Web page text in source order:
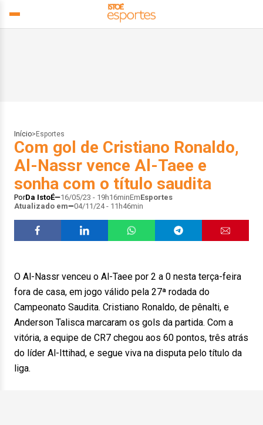
Início> Esportes
Com gol de Cristiano Ronaldo,
Al-Nassr vence Al-Taee e
sonha com o título saudita
PorDa IstoÉ 16/05/23 - 19h16minEmEsportes
Atualizado em
04/11/24 - 11h46min
O Al-Nassr venceu o Al-Taee por 2 a 0 nesta terça-feira
fora de casa, em jogo válido pela 27ª rodada do
Campeonato Saudita. Cristiano Ronaldo, de pênalti, e
Anderson Talisca marcaram os gols da partida. Com a
vitória, a equipe de CR7 chegou aos 60 pontos, três atrás
do líder Al-Ittihad, e segue viva na disputa pelo título da
liga.